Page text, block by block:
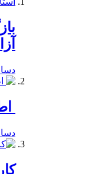
دسامبر
دسامبر